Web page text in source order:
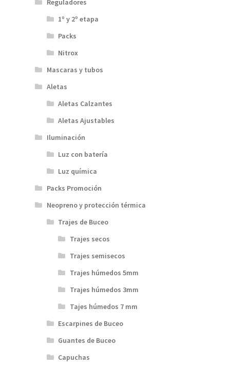
Reguladores
1º y 2º etapa
Packs
Nitrox
Mascaras y tubos
Aletas
Aletas Calzantes
Aletas Ajustables
Iluminación
Luz con batería
Luz química
Packs Promoción
Neopreno y protección térmica
Trajes de Buceo
Trajes secos
Trajes semisecos
Trajes húmedos 5mm
Trajes húmedos 3mm
Tajes húmedos 7 mm
Escarpines de Buceo
Guantes de Buceo
Capuchas